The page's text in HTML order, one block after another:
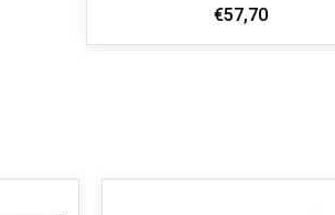
€57,70